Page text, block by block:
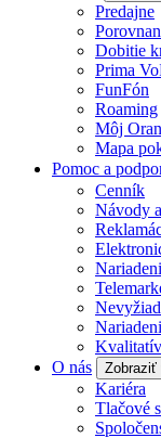
Predajne
Dobitie
Prima
FunFón
Roaming
Môj
Mapa
Pomoc a
Cenník
Návody
O nás
Zobraziť
Kariéra
Tlačové